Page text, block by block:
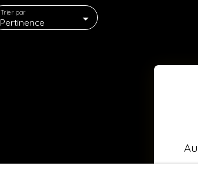
Pertinence
Trier par